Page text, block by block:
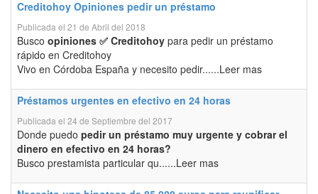
Creditohoy Opiniones pedir un préstamo
Publicada el 21 de Abril del 2018
Busco opiniones ✅ Creditohoy para pedir un préstamo
rápido en Creditohoy
Vivo en Córdoba España y necesito pedir......Leer mas
Préstamos urgentes en efectivo en 24 horas
Publicada el 24 de Septiembre del 2017
Donde puedo pedir un préstamo muy urgente y cobrar el
dinero en efectivo en 24 horas?
Busco prestamista particular qu......Leer mas